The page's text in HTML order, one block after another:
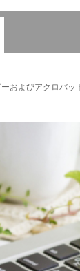
およびアクロバッ